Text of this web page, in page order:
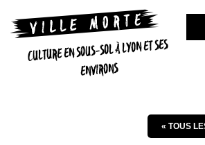
CULTURE EN SOUS-SOL À LYON ET SES
ENVIRONS
« TOUS